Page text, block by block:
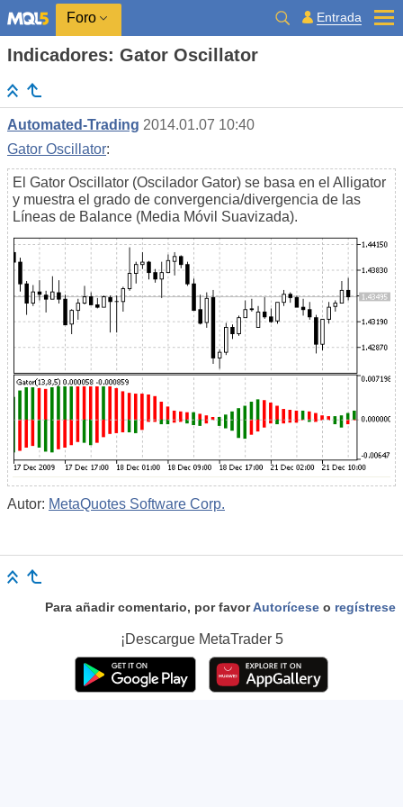
Foro Entrada
Indicadores: Gator Oscillator
Automated-Trading 2014.01.07 10:40
Gator Oscillator:
El Gator Oscillator (Oscilador Gator) se basa en el Alligator
y muestra el grado de convergencia/divergencia de las
Líneas de Balance (Media Móvil Suavizada).
Autor: MetaQuotes Software Corp.
Para añadir comentario, por favorAutorícese o regístrese
¡Descargue MetaTrader 5